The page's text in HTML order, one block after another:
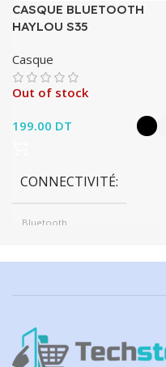
CASQUE BLUETOOTH
HAYLOU S35
Casque
Out of stock
199.00 DT
CONNECTIVITÉ
Bluetooth
BRAND Haylou